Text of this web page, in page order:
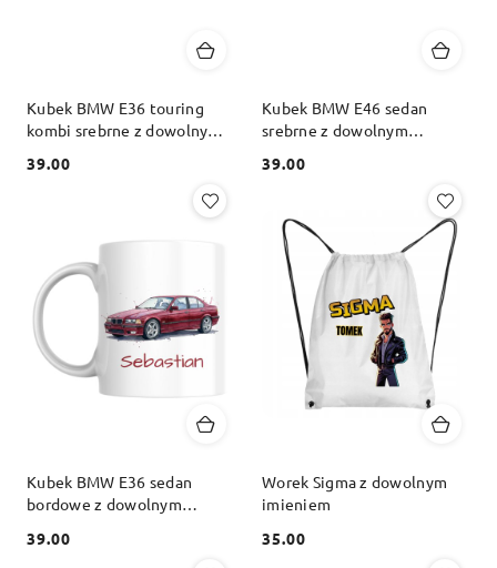
Kubek BMW E36 touring
kombi srebrne z dowolnym
Cena:
39.00
Kubek BMW E46 sedan
srebrne z dowolnym
Cena:
39.00
Kubek BMW E36 sedan
bordowe z dowolnym
Cena:
39.00
Worek Sigma z dowolnym
imieniem
Cena:
35.00